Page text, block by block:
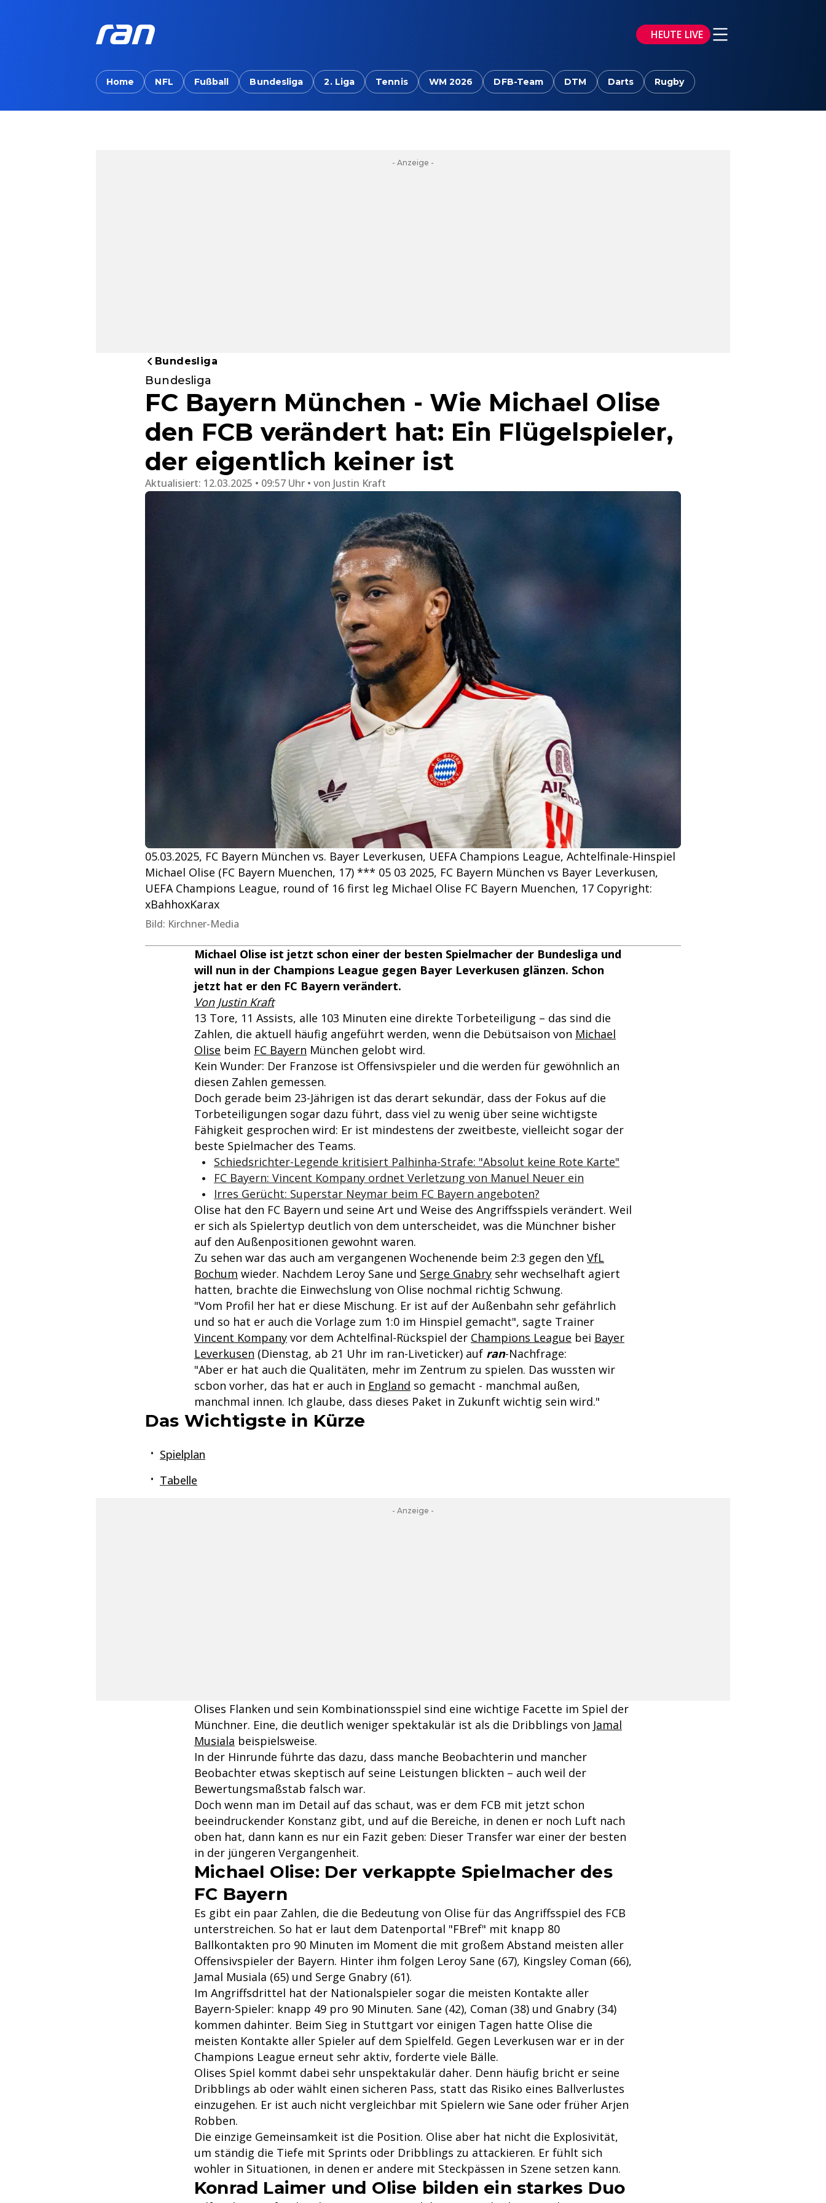
HEUTE LIVE
Home NFL Fußball Bundesliga 2. Liga Tennis WM 2026 DFB-Team DTM Darts Rugby
- Anzeige -
Bundesliga
Bundesliga
FC Bayern München - Wie Michael Olise
den FCB verändert hat: Ein Flügelspieler,
der eigentlich keiner ist
Aktualisiert: 12.03.2025 • 09:57 Uhr von Justin Kraft
05.03.2025, FC Bayern München vs. Bayer Leverkusen, UEFA Champions League, Achtelfinale-Hinspiel
Michael Olise (FC Bayern Muenchen, 17) *** 05 03 2025, FC Bayern München vs Bayer Leverkusen,
UEFA Champions League, round of 16 first leg Michael Olise FC Bayern Muenchen, 17 Copyright:
xBahhoxKarax
Bild: Kirchner-Media
Michael Olise ist jetzt schon einer der besten Spielmacher der Bundesliga und
will nun in der Champions League gegen Bayer Leverkusen glänzen. Schon
jetzt hat er den FC Bayern verändert.
Von Justin Kraft
13 Tore, 11 Assists, alle 103 Minuten eine direkte Torbeteiligung – das sind die
Zahlen, die aktuell häufig angeführt werden, wenn die Debütsaison von Michael
Olise beim FC Bayern München gelobt wird.
Kein Wunder: Der Franzose ist Offensivspieler und die werden für gewöhnlich an
diesen Zahlen gemessen.
Doch gerade beim 23-Jährigen ist das derart sekundär, dass der Fokus auf die
Torbeteiligungen sogar dazu führt, dass viel zu wenig über seine wichtigste
Fähigkeit gesprochen wird: Er ist mindestens der zweitbeste, vielleicht sogar der
beste Spielmacher des Teams.
Schiedsrichter-Legende kritisiert Palhinha-Strafe: "Absolut keine Rote Karte"
FC Bayern: Vincent Kompany ordnet Verletzung von Manuel Neuer ein
Irres Gerücht: Superstar Neymar beim FC Bayern angeboten?
Olise hat den FC Bayern und seine Art und Weise des Angriffsspiels verändert. Weil
er sich als Spielertyp deutlich von dem unterscheidet, was die Münchner bisher
auf den Außenpositionen gewohnt waren.
Zu sehen war das auch am vergangenen Wochenende beim 2:3 gegen den VfL
Bochum wieder. Nachdem Leroy Sane und Serge Gnabry sehr wechselhaft agiert
hatten, brachte die Einwechslung von Olise nochmal richtig Schwung.
"Vom Profil her hat er diese Mischung. Er ist auf der Außenbahn sehr gefährlich
und so hat er auch die Vorlage zum 1:0 im Hinspiel gemacht", sagte Trainer
Vincent Kompany vor dem Achtelfinal-Rückspiel der Champions League bei Bayer
Leverkusen (Dienstag, ab 21 Uhr im ran-Liveticker) auf ran-Nachfrage:
"Aber er hat auch die Qualitäten, mehr im Zentrum zu spielen. Das wussten wir
scbon vorher, das hat er auch in England so gemacht - manchmal außen,
manchmal innen. Ich glaube, dass dieses Paket in Zukunft wichtig sein wird."
Das Wichtigste in Kürze
Spielplan
Tabelle
- Anzeige -
Olises Flanken und sein Kombinationsspiel sind eine wichtige Facette im Spiel der
Münchner. Eine, die deutlich weniger spektakulär ist als die Dribblings von Jamal
Musiala beispielsweise.
In der Hinrunde führte das dazu, dass manche Beobachterin und mancher
Beobachter etwas skeptisch auf seine Leistungen blickten – auch weil der
Bewertungsmaßstab falsch war.
Doch wenn man im Detail auf das schaut, was er dem FCB mit jetzt schon
beeindruckender Konstanz gibt, und auf die Bereiche, in denen er noch Luft nach
oben hat, dann kann es nur ein Fazit geben: Dieser Transfer war einer der besten
in der jüngeren Vergangenheit.
Michael Olise: Der verkappte Spielmacher des
FC Bayern
Es gibt ein paar Zahlen, die die Bedeutung von Olise für das Angriffsspiel des FCB
unterstreichen. So hat er laut dem Datenportal "FBref" mit knapp 80
Ballkontakten pro 90 Minuten im Moment die mit großem Abstand meisten aller
Offensivspieler der Bayern. Hinter ihm folgen Leroy Sane (67), Kingsley Coman (66),
Jamal Musiala (65) und Serge Gnabry (61).
Im Angriffsdrittel hat der Nationalspieler sogar die meisten Kontakte aller
Bayern-Spieler: knapp 49 pro 90 Minuten. Sane (42), Coman (38) und Gnabry (34)
kommen dahinter. Beim Sieg in Stuttgart vor einigen Tagen hatte Olise die
meisten Kontakte aller Spieler auf dem Spielfeld. Gegen Leverkusen war er in der
Champions League erneut sehr aktiv, forderte viele Bälle.
Olises Spiel kommt dabei sehr unspektakulär daher. Denn häufig bricht er seine
Dribblings ab oder wählt einen sicheren Pass, statt das Risiko eines Ballverlustes
einzugehen. Er ist auch nicht vergleichbar mit Spielern wie Sane oder früher Arjen
Robben.
Die einzige Gemeinsamkeit ist die Position. Olise aber hat nicht die Explosivität,
um ständig die Tiefe mit Sprints oder Dribblings zu attackieren. Er fühlt sich
wohler in Situationen, in denen er andere mit Steckpässen in Szene setzen kann.
Konrad Laimer und Olise bilden ein starkes Duo